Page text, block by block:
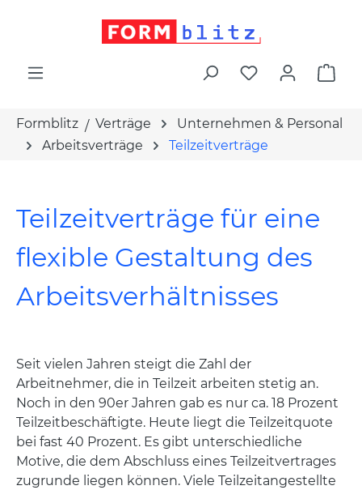
Formblitz Verträge
Unternehmen & Personal
Arbeitsverträge
Teilzeitverträge
Teilzeitverträge für eine
flexible Gestaltung des
Arbeitsverhältnisses
Seit vielen Jahren steigt die Zahl der
Arbeitnehmer, die in Teilzeit arbeiten stetig an.
Noch in den 90er Jahren gab es nur ca. 18 Prozent
Teilzeitbeschäftigte. Heute liegt die Teilzeitquote
bei fast 40 Prozent. Es gibt unterschiedliche
Motive, die dem Abschluss eines Teilzeitvertrages
zugrunde liegen können. Viele Teilzeitangestellte